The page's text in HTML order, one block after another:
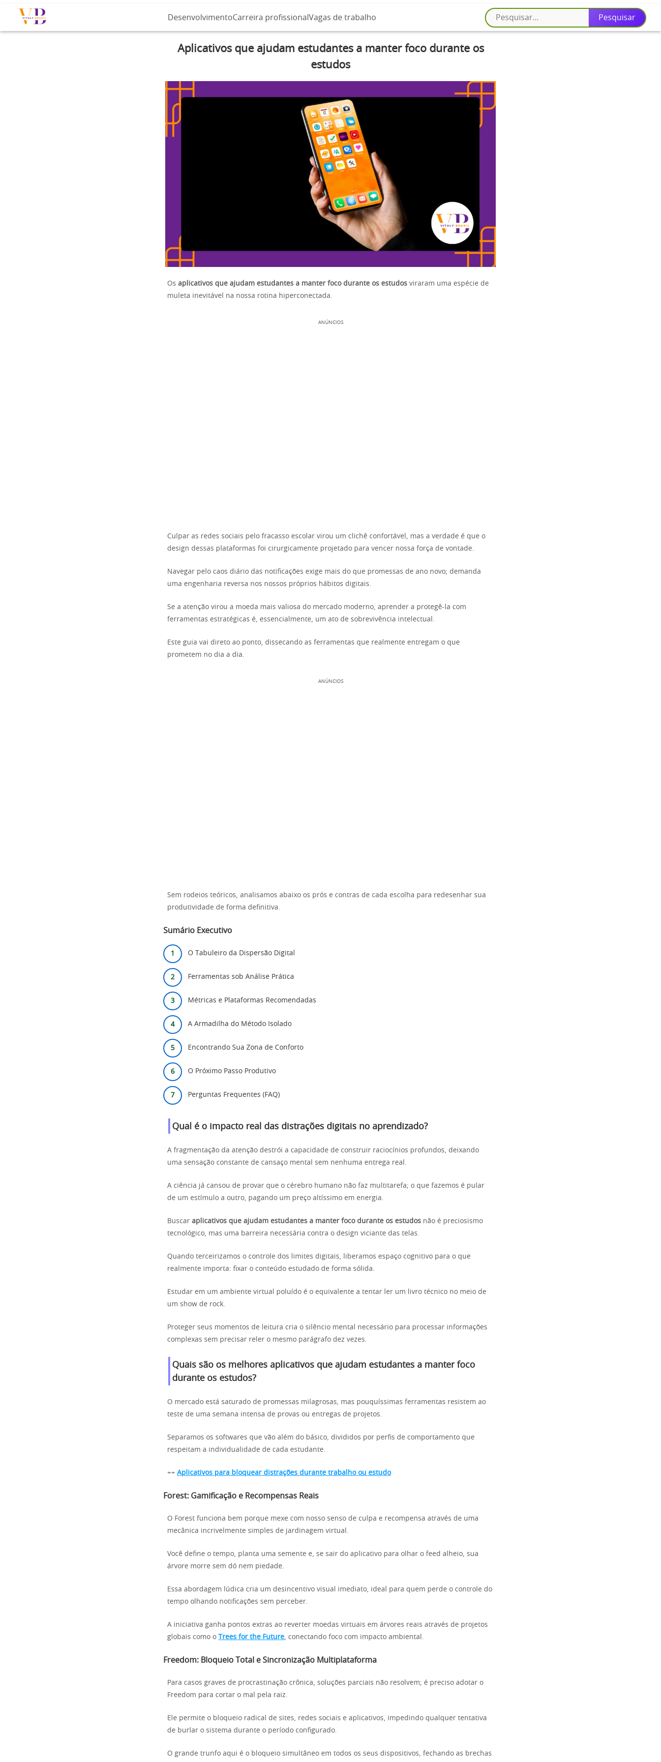
DesenvolvimentoCarreira profissionalVagas de trabalho
Aplicativos que ajudam estudantes a manter foco durante os
estudos
Os aplicativos que ajudam estudantes a manter foco durante os estudos viraram uma espécie de
muleta inevitável na nossa rotina hiperconectada.
ANÚNCIOS
Culpar as redes sociais pelo fracasso escolar virou um clichê confortável, mas a verdade é que o
design dessas plataformas foi cirurgicamente projetado para vencer nossa força de vontade.
Navegar pelo caos diário das notificações exige mais do que promessas de ano novo; demanda
uma engenharia reversa nos nossos próprios hábitos digitais.
Se a atenção virou a moeda mais valiosa do mercado moderno, aprender a protegê-la com
ferramentas estratégicas é, essencialmente, um ato de sobrevivência intelectual.
Este guia vai direto ao ponto, dissecando as ferramentas que realmente entregam o que
prometem no dia a dia.
ANÚNCIOS
Sem rodeios teóricos, analisamos abaixo os prós e contras de cada escolha para redesenhar sua
produtividade de forma definitiva.
Sumário Executivo
O Tabuleiro da Dispersão Digital
Ferramentas sob Análise Prática
Métricas e Plataformas Recomendadas
A Armadilha do Método Isolado
Encontrando Sua Zona de Conforto
O Próximo Passo Produtivo
Perguntas Frequentes (FAQ)
Qual é o impacto real das distrações digitais no aprendizado?
A fragmentação da atenção destrói a capacidade de construir raciocínios profundos, deixando
uma sensação constante de cansaço mental sem nenhuma entrega real.
A ciência já cansou de provar que o cérebro humano não faz multitarefa; o que fazemos é pular
de um estímulo a outro, pagando um preço altíssimo em energia.
Buscar aplicativos que ajudam estudantes a manter foco durante os estudos não é preciosismo
tecnológico, mas uma barreira necessária contra o design viciante das telas.
Quando terceirizamos o controle dos limites digitais, liberamos espaço cognitivo para o que
realmente importa: fixar o conteúdo estudado de forma sólida.
Estudar em um ambiente virtual poluído é o equivalente a tentar ler um livro técnico no meio de
um show de rock.
Proteger seus momentos de leitura cria o silêncio mental necessário para processar informações
complexas sem precisar reler o mesmo parágrafo dez vezes.
Quais são os melhores aplicativos que ajudam estudantes a manter foco
durante os estudos?
O mercado está saturado de promessas milagrosas, mas pouquíssimas ferramentas resistem ao
teste de uma semana intensa de provas ou entregas de projetos.
Separamos os softwares que vão além do básico, divididos por perfis de comportamento que
respeitam a individualidade de cada estudante.
++ Aplicativos para bloquear distrações durante trabalho ou estudo
Forest: Gamificação e Recompensas Reais
O Forest funciona bem porque mexe com nosso senso de culpa e recompensa através de uma
mecânica incrivelmente simples de jardinagem virtual.
Você define o tempo, planta uma semente e, se sair do aplicativo para olhar o feed alheio, sua
árvore morre sem dó nem piedade.
Essa abordagem lúdica cria um desincentivo visual imediato, ideal para quem perde o controle do
tempo olhando notificações sem perceber.
A iniciativa ganha pontos extras ao reverter moedas virtuais em árvores reais através de projetos
globais como o
Trees for the Future, conectando foco com impacto ambiental.
Freedom: Bloqueio Total e Sincronização Multiplataforma
Para casos graves de procrastinação crônica, soluções parciais não resolvem; é preciso adotar o
Freedom para cortar o mal pela raiz.
Ele permite o bloqueio radical de sites, redes sociais e aplicativos, impedindo qualquer tentativa
de burlar o sistema durante o período configurado.
O grande trunfo aqui é o bloqueio simultâneo em todos os seus dispositivos, fechando as brechas